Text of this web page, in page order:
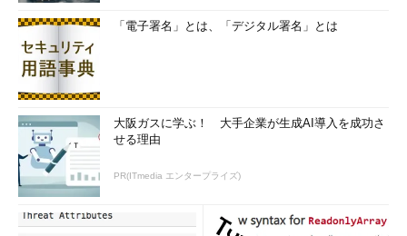
「電子署名」とは、「デジタル署名」とは
大阪ガスに学ぶ！ 大手企業が生成AI導入を成功さ
せる理由
PR(ITmedia エンタープライズ)